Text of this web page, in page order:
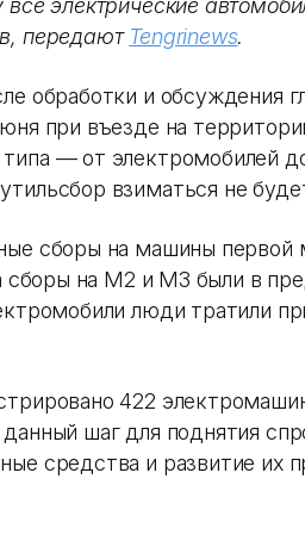
передают Tengrinews.
обработки и обсуждения
при въезде на
— от электромобилей
взиматься не
сборы на машины первой
сборы на М2 и М3 были в
люди тратили
422
шаг для поднятия
средства и развитие их